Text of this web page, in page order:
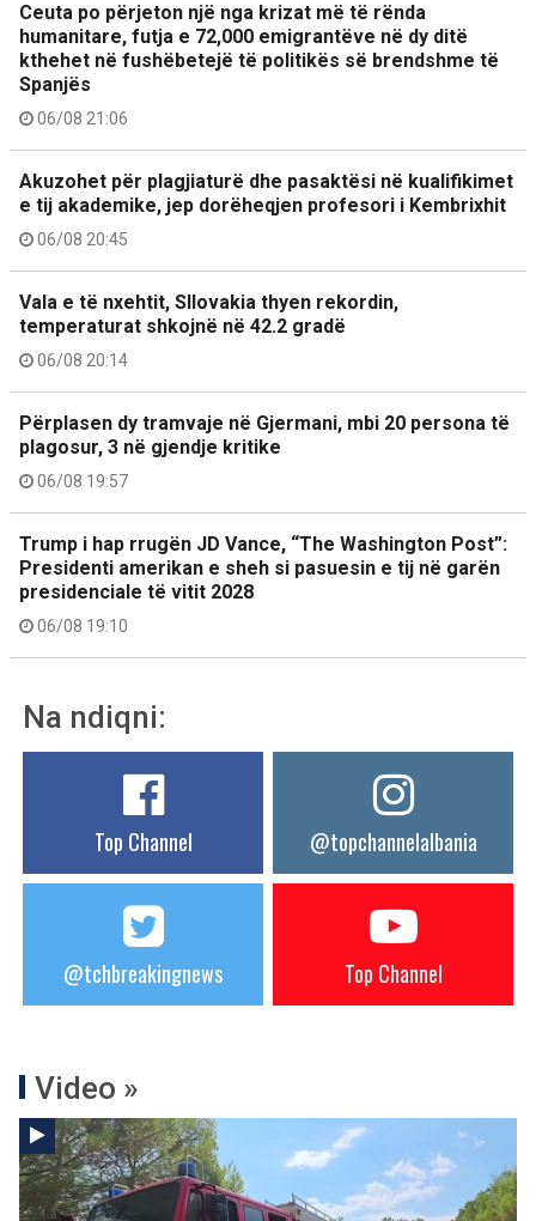
Ceuta po përjeton një nga krizat më të rënda
humanitare, futja e 72,000 emigrantëve në dy ditë
kthehet në fushëbetejë të politikës së brendshme të
Spanjës
06/08 21:06
Akuzohet për plagjiaturë dhe pasaktësi në kualifikimet
e tij akademike, jep dorëheqjen profesori i Kembrixhit
06/08 20:45
Vala e të nxehtit, Sllovakia thyen rekordin,
temperaturat shkojnë në 42.2 gradë
06/08 20:14
Përplasen dy tramvaje në Gjermani, mbi 20 persona të
plagosur, 3 në gjendje kritike
06/08 19:57
Trump i hap rrugën JD Vance, “The Washington Post”:
Presidenti amerikan e sheh si pasuesin e tij në garën
presidenciale të vitit 2028
06/08 19:10
Na ndiqni:
Top Channel @topchannelalbania
@tchbreakingnews Top Channel
Video »